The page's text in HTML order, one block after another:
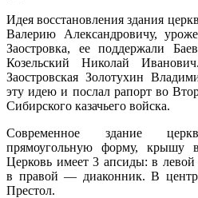
Идея восстановления здания
Валерию Александровичу,
Заостровка, ее поддержали
Козельский Николай
Заостровская Золотухин
эту идею и послал рапорт во
Сибирского казачьего войска.
Современное здание
прямоугольную форму, крышу
Церковь имеет 3 апсиды: в левой
в правой — диаконник. В
Престол.